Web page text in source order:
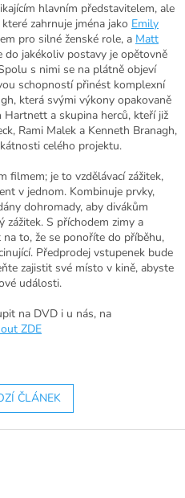
hlavním představitelem, ale
zahrnuje jména jako Emily
pro silné ženské role, a Matt
do jakékoliv postavy je opětovně
s nimi se na plátně objeví
schopností přinést komplexní
která svými výkony opakovaně
a skupina herců, kteří již
Rami Malek a Kenneth Branagh,
celého projektu.
filmem; je to vzdělávací zážitek,
v jednom. Kombinuje prvky,
dohromady, aby divákům
S příchodem zimy a
to, že se ponoříte do příběhu,
Předprodej vstupenek bude
zajistit své místo v kině, abyste
události.
na DVD i u nás, na
ZDE
ČLÁNEK